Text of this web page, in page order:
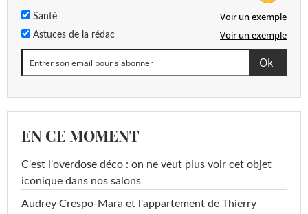
Santé Voir un exemple
Astuces de la rédac Voir un exemple
EN CE MOMENT
C'est l'overdose déco : on ne veut plus voir cet objet
iconique dans nos salons
Audrey Crespo-Mara et l'appartement de Thierry